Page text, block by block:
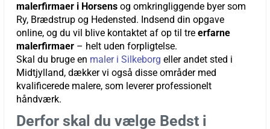
malerfirmaer i Horsens og omkringliggende byer som
Ry, Brædstrup og Hedensted. Indsend din opgave
online, og du vil blive kontaktet af op til tre erfarne
malerfirmaer – helt uden forpligtelse.
Skal du bruge en maler i Silkeborg eller andet sted i
Midtjylland, dækker vi også disse områder med
kvalificerede malere, som leverer professionelt
håndværk.
Derfor skal du vælge Bedst i